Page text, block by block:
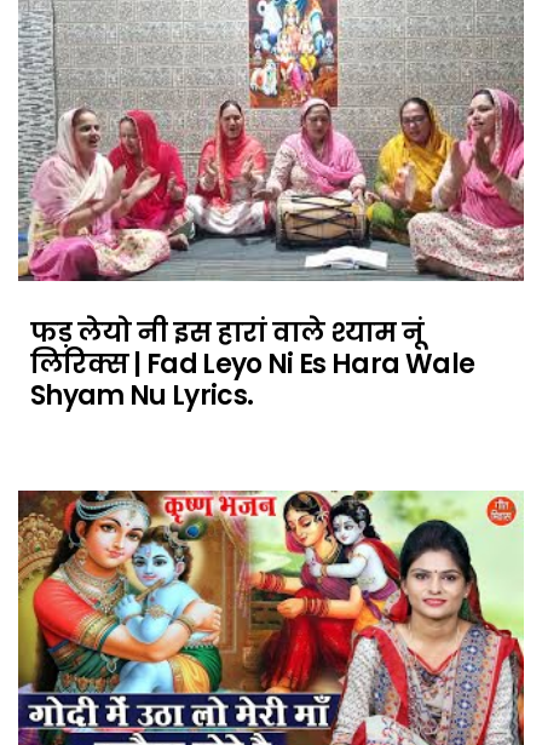
फड़ लेयो नी इस हारां वाले श्याम नूं
लिरिक्स | Fad Leyo Ni Es Hara Wale
Shyam Nu Lyrics.